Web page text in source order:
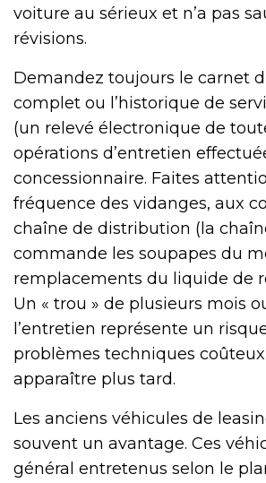
voiture au sérieux et n’a pas
révisions.
Demandez toujours le carnet
complet ou l’historique de
(un relevé électronique de
opérations d’entretien
concessionnaire. Faites
fréquence des vidanges, aux
chaîne de distribution (la
commande les soupapes du
remplacements du liquide de
Un « trou » de plusieurs mois
l’entretien représente un
problèmes techniques
apparaître plus tard.
Les anciens véhicules de
souvent un avantage. Ces
général entretenus selon le